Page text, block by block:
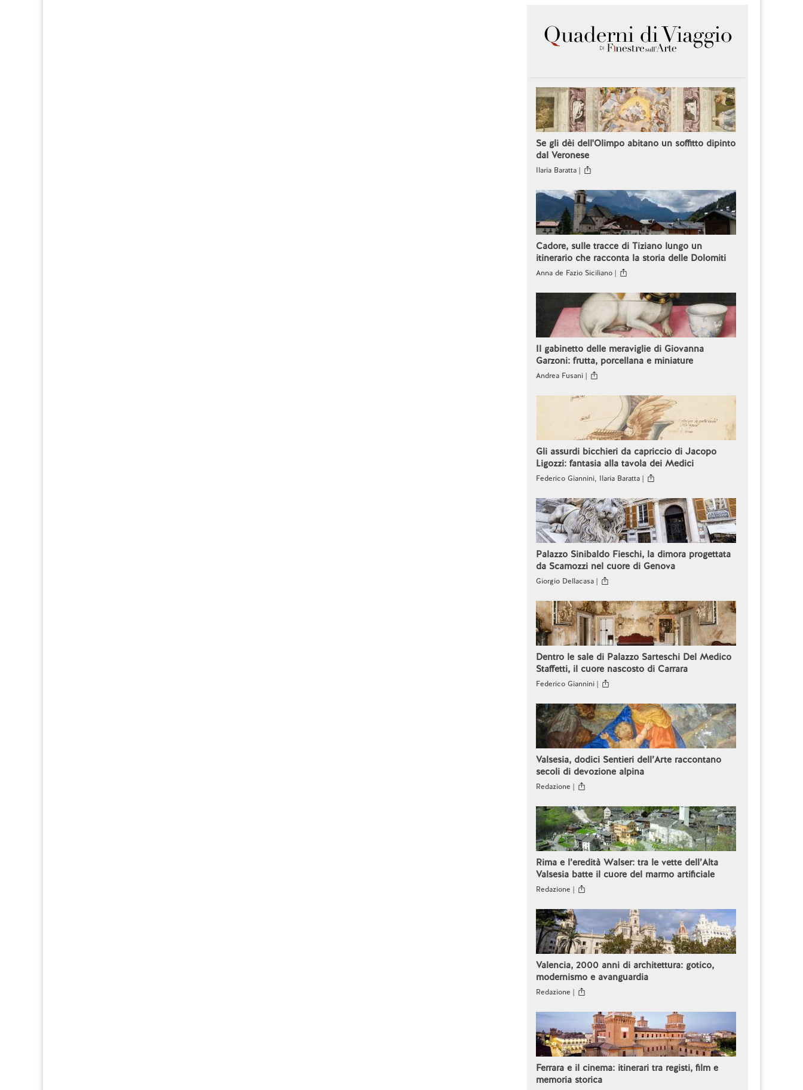
Se gli dèi dell'Olimpo abitano un soffitto dipinto
dal Veronese
Ilaria Baratta |
Cadore, sulle tracce di Tiziano lungo un
itinerario che racconta la storia delle Dolomiti
Anna de Fazio Siciliano |
Il gabinetto delle meraviglie di Giovanna
Garzoni: frutta, porcellana e miniature
Andrea Fusani |
Gli assurdi bicchieri da capriccio di Jacopo
Ligozzi: fantasia alla tavola dei Medici
Federico Giannini, Ilaria Baratta |
Palazzo Sinibaldo Fieschi, la dimora progettata
da Scamozzi nel cuore di Genova
Giorgio Dellacasa |
Dentro le sale di Palazzo Sarteschi Del Medico
Staffetti, il cuore nascosto di Carrara
Federico Giannini |
Valsesia, dodici Sentieri dell’Arte raccontano
secoli di devozione alpina
Redazione |
Rima e l’eredità Walser: tra le vette dell’Alta
Valsesia batte il cuore del marmo artificiale
Redazione |
Valencia, 2000 anni di architettura: gotico,
modernismo e avanguardia
Redazione |
Ferrara e il cinema: itinerari tra registi, film e
memoria storica